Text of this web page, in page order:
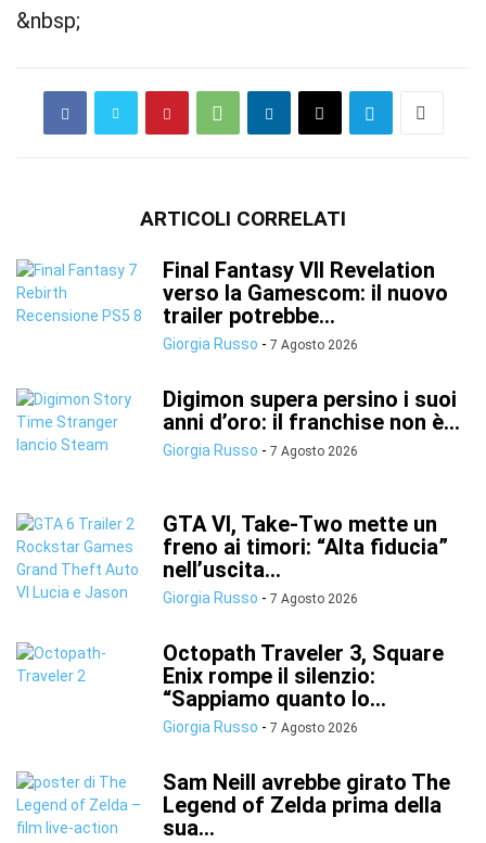
&nbsp;
ARTICOLI CORRELATI
Final Fantasy VII Revelation
verso la Gamescom: il nuovo
trailer potrebbe...
Giorgia Russo - 7 Agosto 2026
Digimon supera persino i suoi
anni d’oro: il franchise non è...
Giorgia Russo - 7 Agosto 2026
GTA VI, Take-Two mette un
freno ai timori: “Alta fiducia”
nell’uscita...
Giorgia Russo - 7 Agosto 2026
Octopath Traveler 3, Square
Enix rompe il silenzio:
“Sappiamo quanto lo...
Giorgia Russo - 7 Agosto 2026
Sam Neill avrebbe girato The
Legend of Zelda prima della
sua...